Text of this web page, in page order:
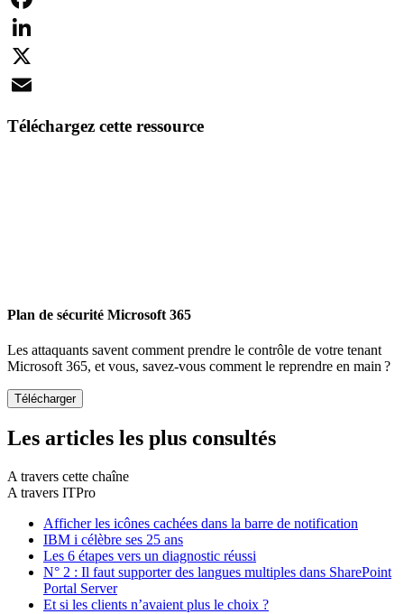
Facebook
LinkedIn
X
Téléchargez cette ressource
Plan de sécurité Microsoft 365
Les attaquants savent comment prendre le contrôle de votre tenant
Microsoft 365, et vous, savez-vous comment le reprendre en main ?
Les articles les plus consultés
A travers cette chaîne
A travers ITPro
Afficher les icônes cachées dans la barre de notification
IBM i célèbre ses 25 ans
Les 6 étapes vers un diagnostic réussi
N° 2 : Il faut supporter des langues multiples dans SharePoint
Portal Server
Et si les clients n’avaient plus le choix ?